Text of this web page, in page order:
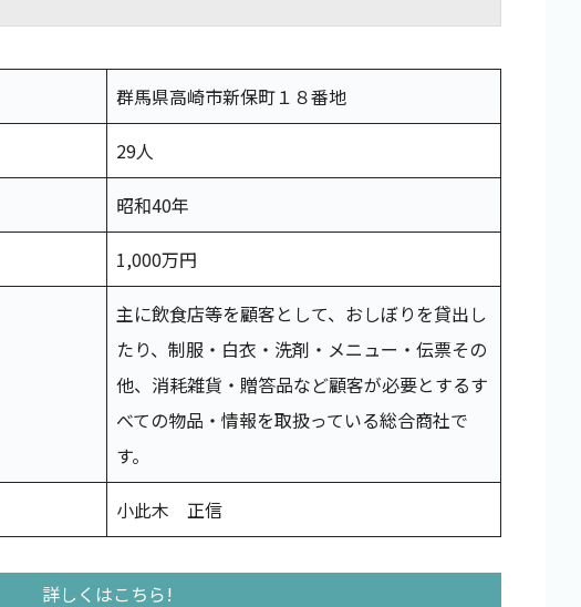
群馬県高崎市新保町１８番地
29人
昭和40年
1,000万円
主に飲食店等を顧客として、おしぼりを貸出し
たり、制服・白衣・洗剤・メニュー・伝票その
他、消耗雑貨・贈答品など顧客が必要とするす
べての物品・情報を取扱っている総合商社で
す。
小此木 正信